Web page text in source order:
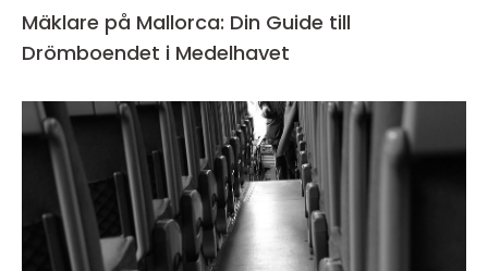
Mäklare på Mallorca: Din Guide till
Drömboendet i Medelhavet